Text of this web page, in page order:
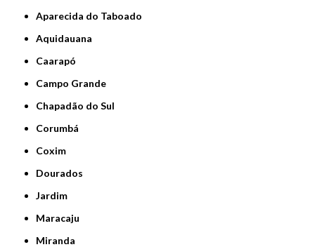
Aparecida do Taboado
Aquidauana
Caarapó
Campo Grande
Chapadão do Sul
Corumbá
Coxim
Dourados
Jardim
Maracaju
Miranda